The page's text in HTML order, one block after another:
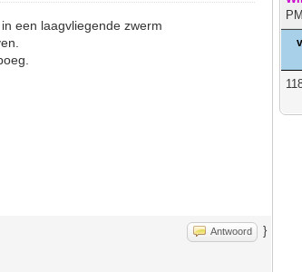
een laagvliegende zwerm
Antwoord }
PM